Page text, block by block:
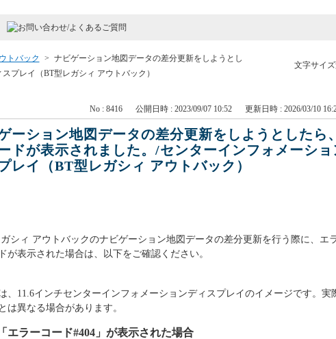
文字サイ
トバック > ナビゲーション地図データの差分更新をしようとし
プレイ（BT型レガシィ アウトバック）
No : 8416 公開日時 : 2023/09/07 10:52 更新日時 : 2026/03/10
ーション地図データの差分更新をしようとしたら
ドが表示されました。/センターインフォメーショ
レイ（BT型レガシィ アウトバック）
シィ アウトバックのナビゲーション地図データの差分更新を行う際に、エ
が表示された場合は、以下をご確認ください。
、11.6インチセンターインフォメーションディスプレイのイメージです。実
は異なる場合があります。
「エラーコード#404」が表示された場合